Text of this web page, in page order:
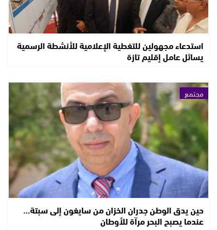
استدعاء مجهولين للتغطية الإعلامية للأنشطة الرسمية
يسائل عامل إقليم تازة
مجتمع
حين يدق الوطن جدران الخزان من سايغون إلى سبتة…
عندما يصبح البحر مرآة للأوطان